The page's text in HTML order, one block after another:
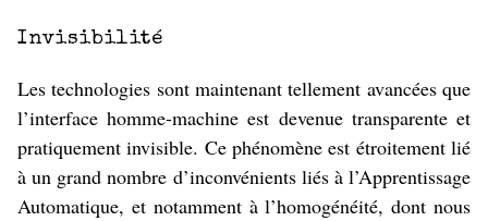
Invisibilité
Les technologies sont maintenant tellement avancées que
l’interface homme-machine est devenue transparente et
pratiquement invisible. Ce phénomène est étroitement lié
à un grand nombre d’inconvénients liés à l’Apprentissage
Automatique, et notamment à l’homogénéité, dont nous